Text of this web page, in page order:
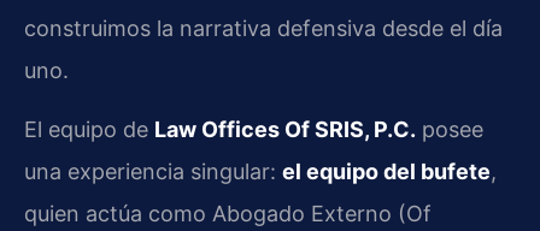
construimos la narrativa defensiva desde el día
uno.
El equipo de Law Offices Of SRIS, P.C. posee
una experiencia singular: el equipo del bufete,
quien actúa como Abogado Externo (Of